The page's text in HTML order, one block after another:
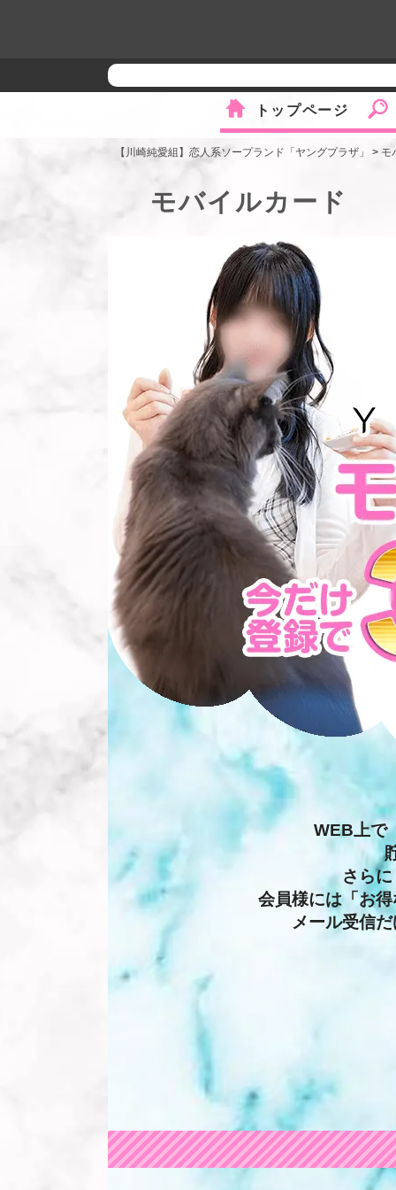
トップページ
【川崎純愛組】恋人系ソープランド「ヤングプラザ」 > モ
モバイルカード
WEB上で
さら
会員様には「お
メール受信